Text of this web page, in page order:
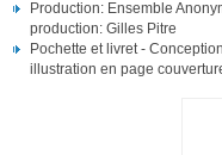
Production: Ensemble
production: Gilles Pitre
Pochette et livret -
illustration en page